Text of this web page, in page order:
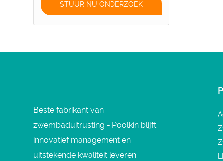
STUUR NU ONDERZOEK
Beste fabrikant van
zwembaduitrusting - Poolkin blijft
innovatief management en
uitstekende kwaliteit leveren.